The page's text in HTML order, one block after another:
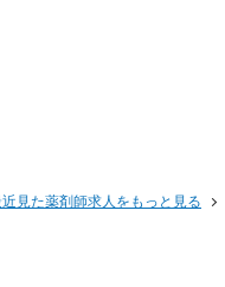
見た薬剤師求人をもっと見る